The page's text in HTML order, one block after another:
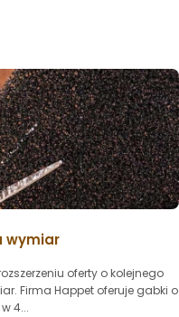
wymiar
oferty o kolejnego
Firma Happet oferuje gabki o
4...